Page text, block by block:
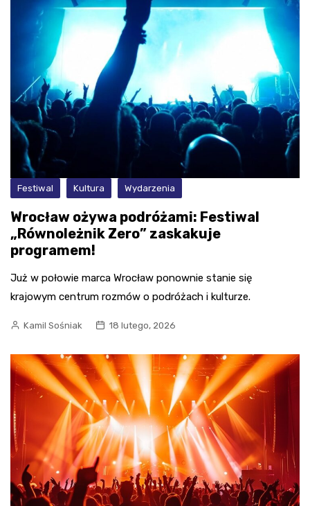
Festiwal Kultura Wydarzenia
Wrocław ożywa podróżami: Festiwal
„Równoleżnik Zero” zaskakuje
programem!
Już w połowie marca Wrocław ponownie stanie się
krajowym centrum rozmów o podróżach i kulturze.
Kamil Sośniak 18 lutego, 2026